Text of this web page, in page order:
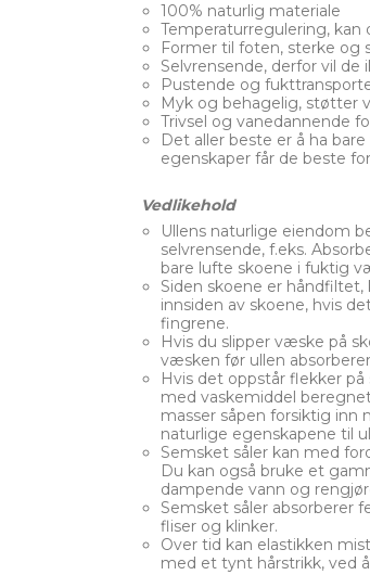
100% naturlig materiale
Temperaturregulering, kan
Former til foten, sterke og
Selvrensende, derfor vil de
Pustende og
Myk og behagelig, støtter
Trivsel og vanedannende
Det aller beste er å ha
egenskaper får de beste
Vedlikehold
Ullens naturlige eiendom
selvrensende, f.eks.
bare lufte skoene i fuktig
Siden skoene er
innsiden av skoene, hvis
fingrene.
Hvis du slipper væske på
væsken før ullen
Hvis det oppstår flekker
med vaskemiddel
masser såpen forsiktig inn
naturlige egenskapene til
Semsket såler kan med
Du kan også bruke et
dampende vann og
Semsket såler absorberer
fliser og klinker.
Over tid kan elastikken
med et tynt hårstrikk, ved